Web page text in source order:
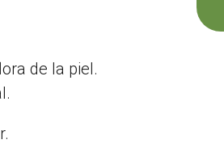
de la piel.